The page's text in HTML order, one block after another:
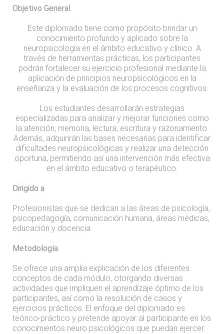
Objetivo General
Este diplomado tiene como propósito brindar un
conocimiento profundo y aplicado sobre la
neuropsicología en el ámbito educativo y clínico. A
través de herramientas prácticas, los participantes
podrán fortalecer su ejercicio profesional mediante la
aplicación de principios neuropsicológicos en la
enseñanza y la evaluación de los procesos cognitivos.
Los estudiantes desarrollarán estrategias
especializadas para analizar y mejorar funciones como
la atención, memoria, lectura, escritura y razonamiento.
Además, adquirirán las bases necesarias para identificar
dificultades neuropsicológicas y realizar una detección
oportuna, permitiendo así una intervención más efectiva
en el ámbito educativo o terapéutico.
Dirigido a
Profesionistas que se dedican a las áreas de psicología,
psicopedagogía, comunicación humana, áreas médicas,
educación y docencia.
Metodología
Se ofrece una amplia explicación de los diferentes
conceptos de cada módulo, otorgando diversas
actividades que impliquen el aprendizaje óptimo de los
participantes, así como la resolución de casos y
ejercicios prácticos. El enfoque del diplomado es
teórico-práctico y pretende apoyar al participante en los
conocimientos neuro psicológicos que puedan ejercer.